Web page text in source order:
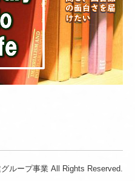
ループ事業 All Rights Reserved.